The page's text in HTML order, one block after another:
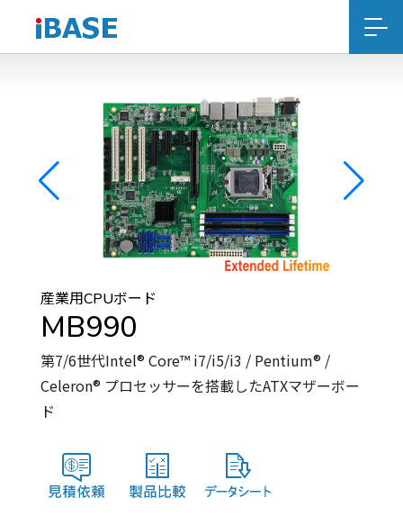
産業用CPUボード
MB990
第7/6世代Intel® Core™ i7/i5/i3 / Pentium® /
Celeron® プロセッサーを搭載したATXマザーボー
ド